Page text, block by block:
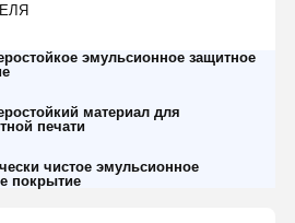
эмульсионное защитное
материал для
печати
чистое эмульсионное
покрытие